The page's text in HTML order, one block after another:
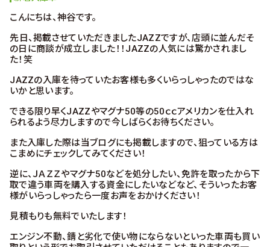
こんにちは、神谷です。
先日、掲載させていただきましたJAZZですが、店頭に並んだそ
の日に商談が成立しました！！JAZZの人気には驚かされまし
た！笑
JAZZの入庫を待っていたお客様も多くいらっしゃったのではな
いかと思います。
できる限り早くJAZZやマグナ50等の50ｃｃアメリカンを仕入れ
られるよう尽力しますので今しばらくお待ちください。
また入庫した際は当ブログにも掲載しますので、狙っている方は
こまめにチェックしてみてください！
逆に、ＪＡＺＺやマグナ50などを処分したい、免許を取ったから下
取で違う車両を購入する資金にしたいなどなど、そういったお客
様がいらっしゃったら一度お声をおかけください！
見積もりも無料でいたします！
エンジン不動、錆と劣化で使い物にならないといった車両も買い